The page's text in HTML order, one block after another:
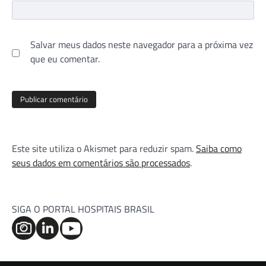
Salvar meus dados neste navegador para a próxima vez
que eu comentar.
Este site utiliza o Akismet para reduzir spam.Saiba como
seus dados em comentários são processados.
SIGA O PORTAL HOSPITAIS BRASIL